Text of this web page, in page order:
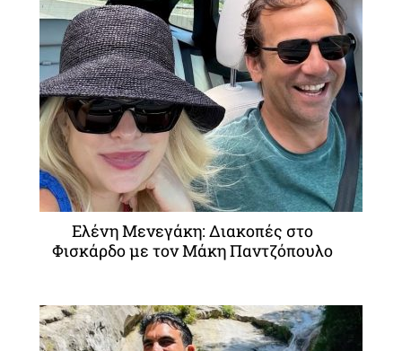
Ελένη Μενεγάκη: Διακοπές στο
Φισκάρδο με τον Μάκη Παντζόπουλο